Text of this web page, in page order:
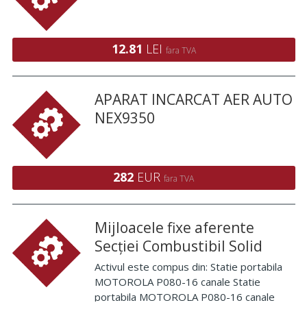
12.81 LEI fara TVA
APARAT INCARCAT AER AUTO
NEX9350
282 EUR fara TVA
Mijloacele fixe aferente
Secției Combustibil Solid
Activul este compus din: Statie portabila
MOTOROLA P080-16 canale Statie
portabila MOTOROLA P080-16 canale